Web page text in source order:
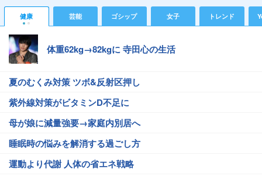
健康 芸能 ゴシップ 女子 トレンド
体重62kg→82kgに 寺田心の生活
夏のむくみ対策 ツボ&反射区押し
紫外線対策がビタミンD不足に
母が娘に減量強要→家庭内別居へ
睡眠時の悩みを解消する過ごし方
運動より代謝 人体の省エネ戦略